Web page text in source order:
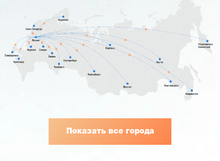
Показать все города